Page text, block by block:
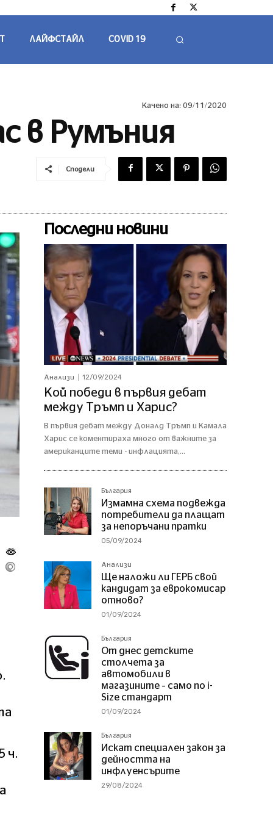
ЛАЙФСТАЙЛ COVID 19
Качено на: 09/11/2020
в Румъния
Сподели
ч.
Последни новини
Анализи 12/09/2024
Кой победи в първия дебат
между Тръмп и Харис?
В първия дебат между Доналд Тръмп и Камала
Харис се коментираха много от важните за
американците теми - инфлацията,...
България
Измамна схема подвежда
потребители да плащат
за непоръчани пратки
05/09/2024
Анализи
Ще наложи ли ГЕРБ свой
кандидат за еврокомисар
отново?
01/09/2024
България
От днес детските
столчета за
автомобили в
магазините – само по i-
Size стандарт
01/09/2024
България
Искат специален закон за
дейността на
инфлуенсърите
29/08/2024